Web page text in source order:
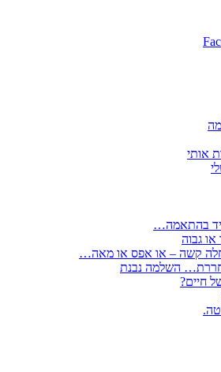
אותי
בהתאמה…
או גבוה
קשה – או אפס או מאה…
השלמה נבנת
חיים?